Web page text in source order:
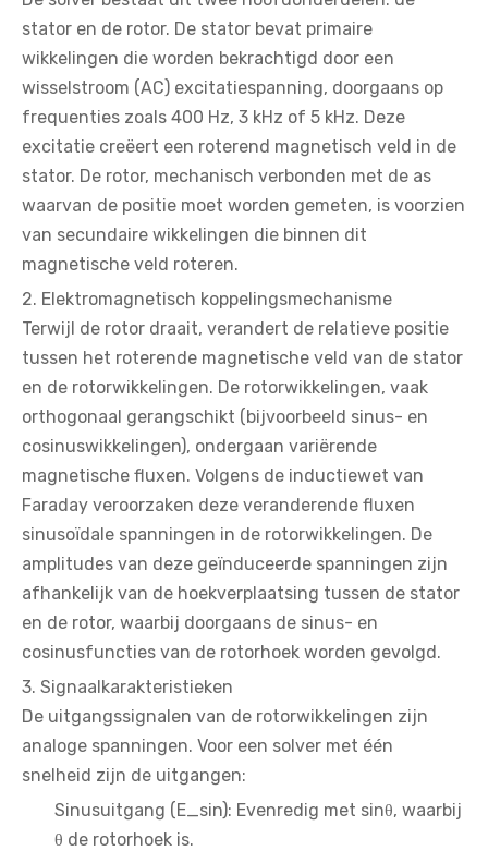
stator en de rotor. De stator bevat primaire
wikkelingen die worden bekrachtigd door een
wisselstroom (AC) excitatiespanning, doorgaans op
frequenties zoals 400 Hz, 3 kHz of 5 kHz. Deze
excitatie creëert een roterend magnetisch veld in de
stator. De rotor, mechanisch verbonden met de as
waarvan de positie moet worden gemeten, is voorzien
van secundaire wikkelingen die binnen dit
magnetische veld roteren.
2. Elektromagnetisch koppelingsmechanisme
Terwijl de rotor draait, verandert de relatieve positie
tussen het roterende magnetische veld van de stator
en de rotorwikkelingen. De rotorwikkelingen, vaak
orthogonaal gerangschikt (bijvoorbeeld sinus- en
cosinuswikkelingen), ondergaan variërende
magnetische fluxen. Volgens de inductiewet van
Faraday veroorzaken deze veranderende fluxen
sinusoïdale spanningen in de rotorwikkelingen. De
amplitudes van deze geïnduceerde spanningen zijn
afhankelijk van de hoekverplaatsing tussen de stator
en de rotor, waarbij doorgaans de sinus- en
cosinusfuncties van de rotorhoek worden gevolgd.
3. Signaalkarakteristieken
De uitgangssignalen van de rotorwikkelingen zijn
analoge spanningen. Voor een solver met één
snelheid zijn de uitgangen:
Sinusuitgang (E_sin): Evenredig met sinθ, waarbij
θ de rotorhoek is.